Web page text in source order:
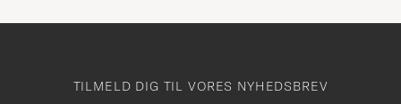
TILMELD DIG TIL VORES NYHEDSBREV